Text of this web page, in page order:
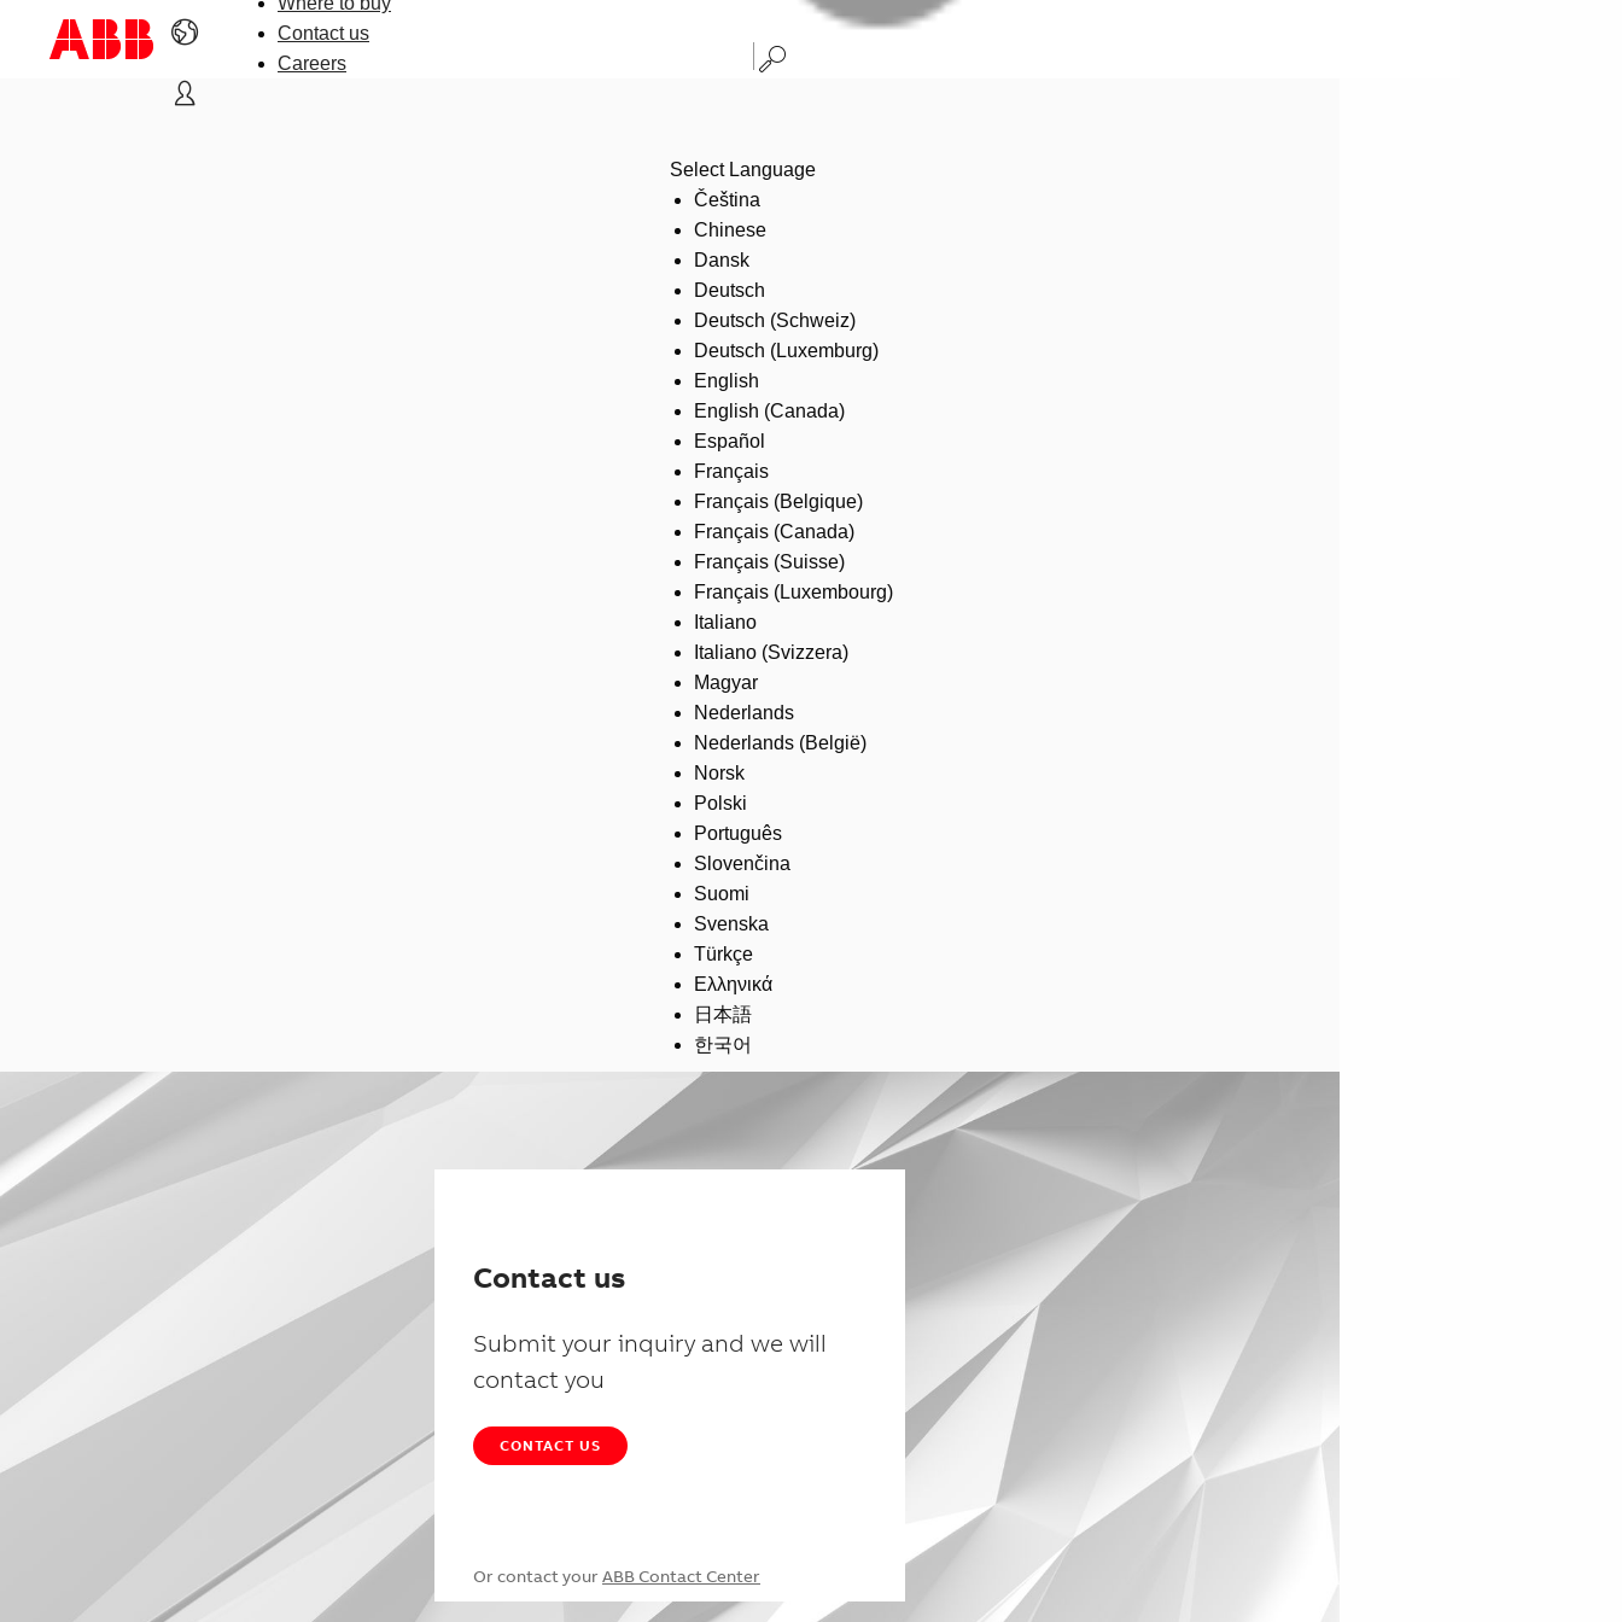
Contact us
Careers
Select Language
Čeština
Chinese
Dansk
Deutsch
Deutsch (Schweiz)
Deutsch (Luxemburg)
English
English (Canada)
Español
Français
Français (Belgique)
Français (Canada)
Français (Suisse)
Français (Luxembourg)
Italiano
Italiano (Svizzera)
Magyar
Nederlands
Nederlands (België)
Norsk
Polski
Português
Slovenčina
Suomi
Svenska
Türkçe
Ελληνικά
日本語
한국어
Contact us
Submit your inquiry and we will
contact you
CONTACT US
Or contact your ABB Contact Center